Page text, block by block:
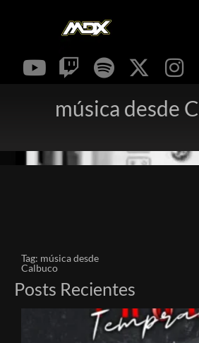
música desde
Tag: música desde
Calbuco
Posts Recientes